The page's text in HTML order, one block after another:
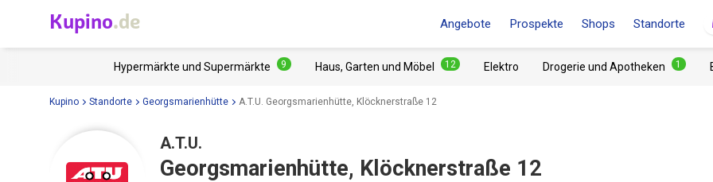
Kupino.de Angebote Prospekte Shops Standorte
Hypermärkte und Supermärkte 9 Haus, Garten und Möbel 12 Elektro Drogerie und Apotheken 1
Kupino Standorte Georgsmarienhütte A.T.U. Georgsmarienhütte, Klöcknerstraße 12
A.T.U.
Georgsmarienhütte, Klöcknerstraße 12